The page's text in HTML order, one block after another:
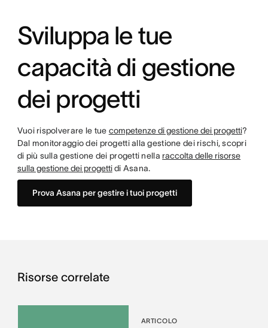
Sviluppa le tue
capacità di gestione
dei progetti
Vuoi rispolverare le tue competenze di gestione dei progetti?
Dal monitoraggio dei progetti alla gestione dei rischi, scopri
di più sulla gestione dei progetti nella raccolta delle risorse
sulla gestione dei progettidi Asana.
Prova Asana per gestire i tuoi progetti
Risorse correlate
ARTICOLO